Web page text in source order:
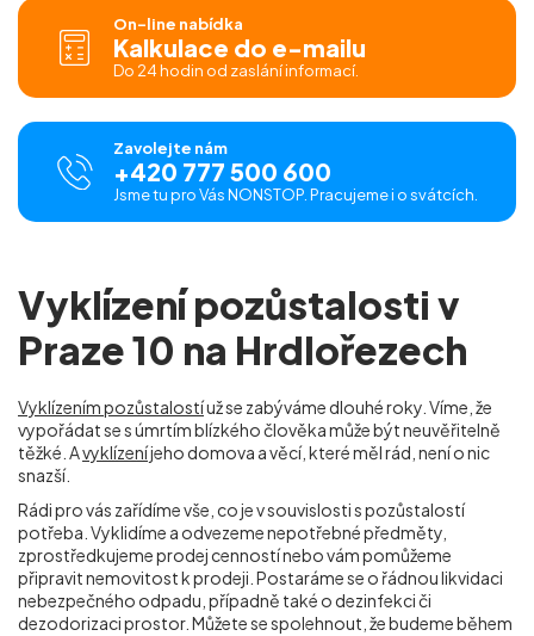
On-line nabídka
Kalkulace do e-mailu
Do 24 hodin od zaslání informací.
Zavolejte nám
+420 777 500 600
Jsme tu pro Vás NONSTOP. Pracujeme i o svátcích.
Vyklízení pozůstalosti v
Praze 10 na Hrdlořezech
Vyklízením pozůstalostíuž se zabýváme dlouhé roky. Víme, že
vypořádat se s úmrtím blízkého člověka může být neuvěřitelně
těžké. Avyklízeníjeho domova a věcí, které měl rád, není o nic
snazší.
Rádi pro vás zařídíme vše, co je v souvislosti s pozůstalostí
potřeba. Vyklidíme a odvezeme nepotřebné předměty,
zprostředkujeme prodej cenností nebo vám pomůžeme
připravit nemovitost k prodeji. Postaráme se o řádnou likvidaci
nebezpečného odpadu, případně také o dezinfekci či
dezodorizaci prostor. Můžete se spolehnout, že budeme během